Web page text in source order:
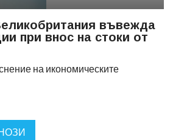
въвежда
при внос на стоки от
на икономическите